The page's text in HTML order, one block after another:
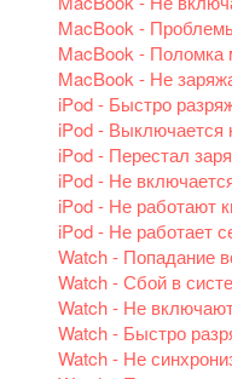
MacBook -
MacBook - Поломка
MacBook - Не
iPod - Быстро
iPod - Выключается
iPod - Перестал
iPod - Не
iPod - Не работают
iPod - Не работает
Watch - Попадание
Watch - Сбой в
Watch - Не
Watch - Быстро
Watch - Не